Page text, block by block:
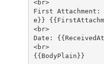
<br>
First Attachment:
e}}
<br>
Date:
<br>
{{BodyPlain}}